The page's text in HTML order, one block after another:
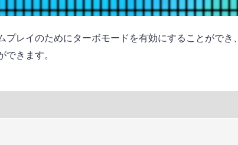
レイのためにターボモードを有効にすることがで
きます。